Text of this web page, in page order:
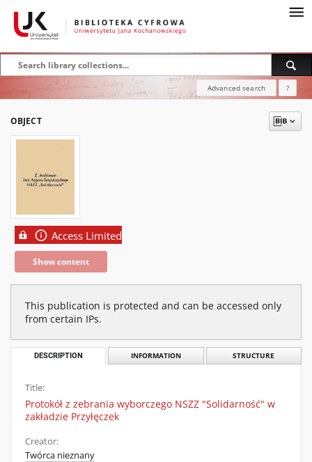
Advanced search ?
OBJECT
Access Limited
Show content
This publication is protected and can be accessed only
from certain IPs.
DESCRIPTION INFORMATION STRUCTURE
Title:
Protokół z zebrania wyborczego NSZZ "Solidarność" w
zakładzie Przyłęczek
Creator:
Twórca nieznany